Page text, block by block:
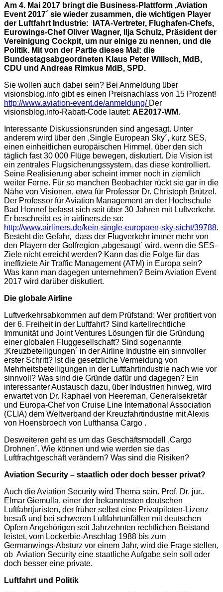
Am 4. Mai 2017 bringt die Business-Plattform ,Aviation
Event 2017´ sie wieder zusammen, die wichtigen Player
der Luftfahrt Industrie: IATA-Vertreter, Flughafen-Chefs,
Eurowings-Chef Oliver Wagner, Ilja Schulz, Präsident der
Vereinigung Cockpit, um nur einige zu nennen, und die
Politik. Mit von der Partie dieses Mal: die
Bundestagsabgeordneten Klaus Peter Willsch, MdB,
CDU und Andreas Rimkus MdB, SPD.
Sie wollen auch dabei sein? Bei Anmeldung über
visionsblog.info gibt es einen Preisnachlass von 15 Prozent!
http://www.aviation-event.de/anmeldung/ Der
visionsblog.info-Rabatt-Code lautet: AE2017-WM.
Interessante Diskussionsrunden sind angesagt. Unter
anderem wird über den ,Single European Sky´, kurz SES,
einen einheitlichen europäischen Himmel, über den sich
täglich fast 30 000 Flüge bewegen, diskutiert. Die Vision ist
ein zentrales Flugsicherungssystem, das diese kontrolliert.
Seine Realisierung aber scheint immer noch in ziemlich
weiter Ferne. Für so manchen Beobachter rückt sie gar in die
Nähe von Visionen, etwa für Professor Dr. Christoph Brützel.
Der Professor für Aviation Management an der Hochschule
Bad Honnef befasst sich seit über 30 Jahren mit Luftverkehr.
Er beschreibt es in airliners.de so:
http://www.airliners.de/kein-single-europaen-sky-sicht/39788.
Besteht die Gefahr, dass der Flugverkehr immer mehr von
den Playern der Golfregion ,abgesaugt´ wird, wenn die SES-
Ziele nicht erreicht werden? Kann das die Folge für das
ineffiziete Air Traffic Management (ATM) in Europa sein?
Was kann man dagegen unternehmen? Beim Aviation Event
2017 wird darüber diskutiert.
Die globale Airline
Luftverkehrsabkommen auf dem Prüfstand: Wer profitiert von
der 6. Freiheit in der Luftfahrt? Sind kartellrechtliche
Immunität und Joint Ventures Lösungen für die Gründung
einer globalen Fluggesellschaft? Sind sogenannte
;Kreuzbeteiligungen´ in der Airline Industrie ein sinnvoller
erster Schritt? Ist die gesetzliche Vermeidung von
Mehrheitsbeteiligungen in der Luftfahrtindustrie nach wie vor
sinnvoll? Was sind die Gründe dafür und dagegen? Ein
interessanter Austausch dazu, über Industrien hinweg, wird
erwartet von Dr. Raphael von Heereman, Generalsekretär
und Europa-Chef von Cruise Line International Association
(CLIA) dem Weltverband der Kreuzfahrtindustrie mit Alexis
von Hoensbroech von Lufthansa Cargo .
Desweiteren geht es um das Geschäftsmodell ,Cargo
Drohnen´. Wie können und wie werden sie das
Luftfrachtgeschäft verändern? Was sind die Risiken?
Aviation Security – staatlich oder doch besser privat?
Auch die Aviation Security wird Thema sein. Prof. Dr. jur..
Elmar Giemulla, einer der bekanntesten deutschen
Luftfahrtjuristen, der früher selbst eine Privatpiloten-Lizenz
besaß und bei schweren Luftfahrtunfällen mit deutschen
Opfern Angehörigen seit Jahrzehnten rechtlichen Beistand
leistet, vom Lockerbie-Anschlag 1988 bis zum
Germanwings-Absturz vor einem Jahr, wird die Frage stellen,
ob Aviation Security eine staatliche Aufgabe sein soll oder
doch besser eine private.
Luftfahrt und Politik